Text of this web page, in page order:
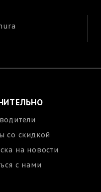
со скидкой
на новости
с нами